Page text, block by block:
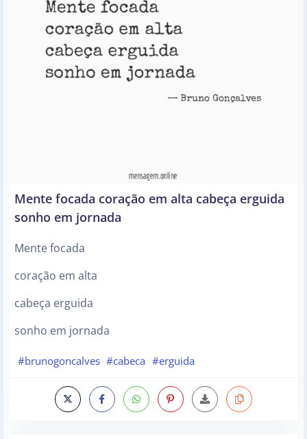
Mente focada coração em alta cabeça erguida
sonho em jornada
Mente focada
coração em alta
cabeça erguida
sonho em jornada
#brunogoncalves #cabeca #erguida